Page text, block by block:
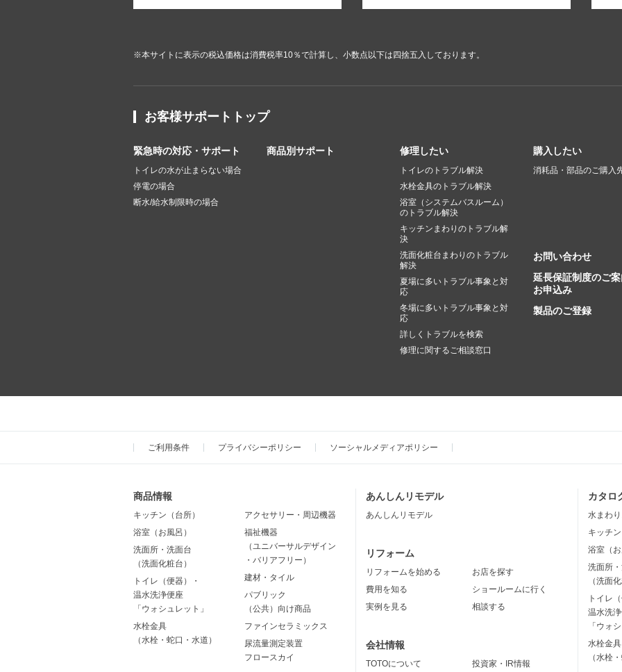
※本サイトに表示の税込価格は消費税率10％で計算し、小数点以下は四捨五入しております。
お客様サポートトップ
緊急時の対応・サポート
トイレの水が止まらない場合
停電の場合
断水/給水制限時の場合
商品別サポート 修理したい
トイレのトラブル解決
水栓金具のトラブル解決
浴室（システムバスルーム）
のトラブル解決
キッチンまわりのトラブル解
決
洗面化粧台まわりのトラブル
解決
夏場に多いトラブル事象と対
応
冬場に多いトラブル事象と対
応
詳しくトラブルを検索
修理に関するご相談窓口
購入したい
消耗品・部品のご購入
お問い合わせ
延長保証制度のご
お申込み
製品のご登録
ご利用条件 プライバシーポリシー ソーシャルメディアポリシー
商品情報
キッチン（台所）
浴室（お風呂）
洗面所・洗面台
（洗面化粧台）
トイレ（便器）・
温水洗浄便座
「ウォシュレット」
水栓金具
（水栓・蛇口・水道）
アクセサリー・周辺機器
福祉機器
（ユニバーサルデザイン
・バリアフリー）
建材・タイル
パブリック
（公共）向け商品
ファインセラミックス
尿流量測定装置
フロースカイ
あんしんリモデル
あんしんリモデル
リフォーム
リフォームを始める
費用を知る
実例を見る
お店を探す
ショールームに行く
相談する
会社情報
TOTOについて 投資家・IR情報
カタロ
水まわ
キッチ
浴室（
洗面所
（洗面
トイレ
温水洗
「ウォ
水栓金具
（水栓